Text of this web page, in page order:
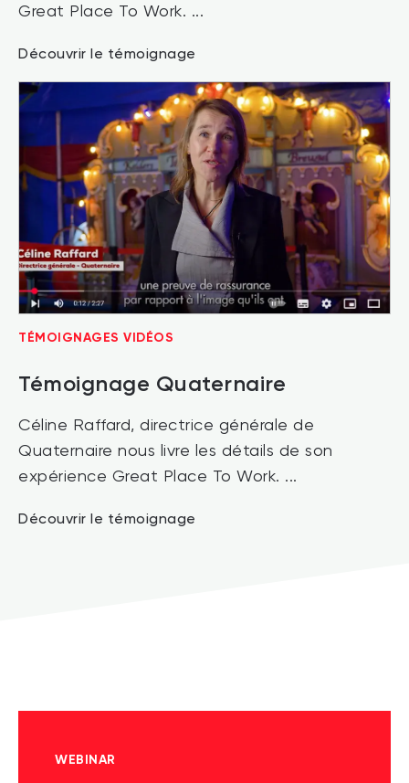
Great Place To Work. ...
Découvrir le témoignage
TÉMOIGNAGES VIDÉOS
Témoignage Quaternaire
Céline Raffard, directrice générale de
Quaternaire nous livre les détails de son
expérience Great Place To Work. ...
Découvrir le témoignage
WEBINAR